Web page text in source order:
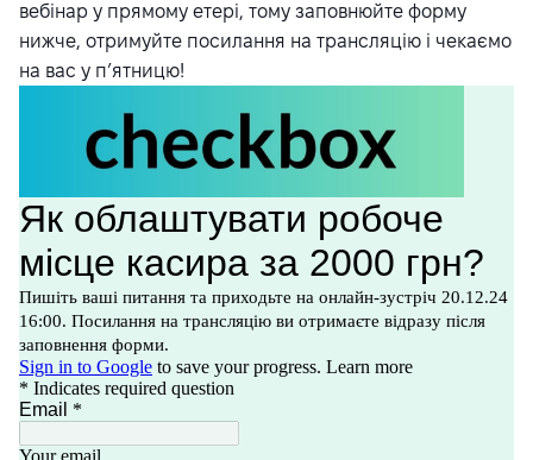
вебінар у прямому етері, тому заповнюйте форму
нижче, отримуйте посилання на трансляцію і чекаємо
на вас у п’ятницю!